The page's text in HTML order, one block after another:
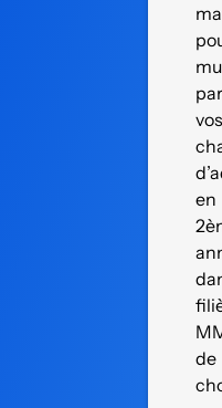
vos
en
de